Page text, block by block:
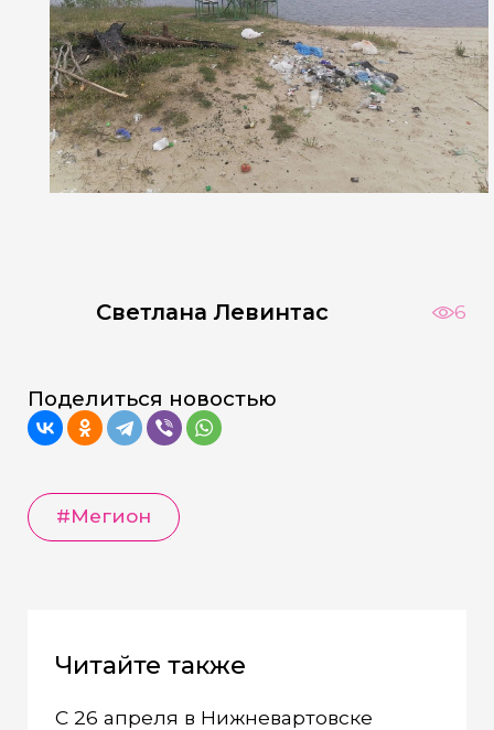
Светлана Левинтас 6
Поделиться новостью
#Мегион
Читайте также
С 26 апреля в Нижневартовске